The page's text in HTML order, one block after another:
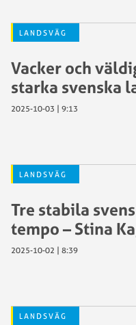
LANDSVÄG
Vacker och
starka svenska
2025-10-03 | 9:13
LANDSVÄG
Tre stabila
tempo – Stina
2025-10-02 | 8:39
LANDSVÄG